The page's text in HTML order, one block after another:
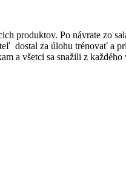
produktov. Po návrate zo
dostal za úlohu trénovať a
a všetci sa snažili z